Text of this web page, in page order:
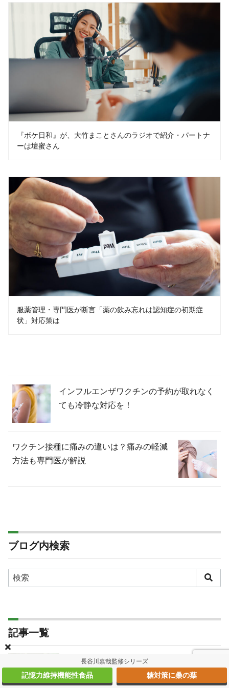
『ボケ日和』が、大竹まことさんのラジオで紹介・パートナ
ーは壇蜜さん
服薬管理・専門医が断言「薬の飲み忘れは認知症の初期症
状」対応策は
インフルエンザワクチンの予約が取れなく
ても冷静な対応を！
ワクチン接種に痛みの違いは？痛みの軽減
方法も専門医が解説
ブログ内検索
記事一覧
【お薦め本の紹介】・・凪良ゆう『多類婚姻
譚』
長谷川嘉哉監修シリーズ
記憶力維持機能性食品 糖対策に桑の葉